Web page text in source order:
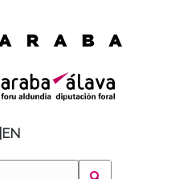
EN